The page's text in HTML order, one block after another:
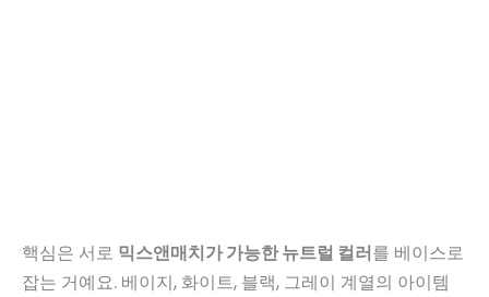
핵심은 서로 믹스앤매치가 가능한 뉴트럴 컬러를 베이스로
잡는 거예요. 베이지, 화이트, 블랙, 그레이 계열의 아이템